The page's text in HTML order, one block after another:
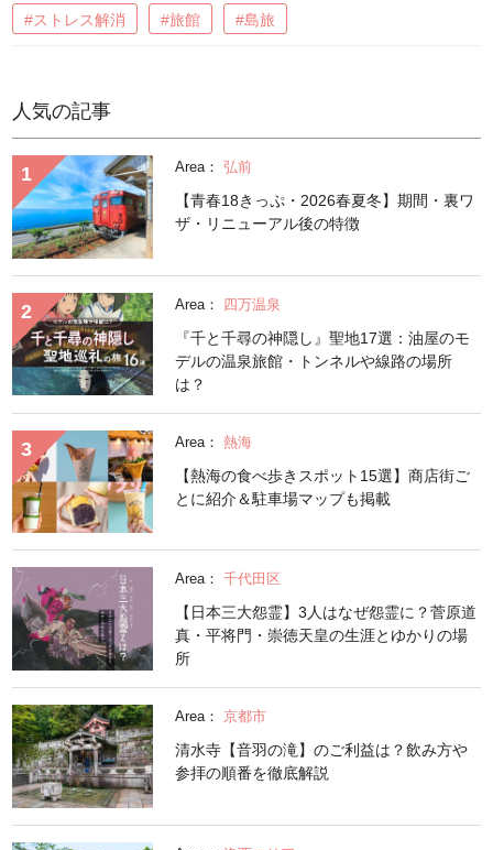
#ストレス解消 #旅館 #島旅
人気の記事
Area： 弘前
【青春18きっぷ・2026春夏冬】期間・裏ワ
ザ・リニューアル後の特徴
Area： 四万温泉
『千と千尋の神隠し』聖地17選：油屋のモ
デルの温泉旅館・トンネルや線路の場所
は？
Area： 熱海
【熱海の食べ歩きスポット15選】商店街ご
とに紹介＆駐車場マップも掲載
Area： 千代田区
【日本三大怨霊】3人はなぜ怨霊に？菅原道
真・平将門・崇徳天皇の生涯とゆかりの場
所
Area： 京都市
清水寺【音羽の滝】のご利益は？飲み方や
参拝の順番を徹底解説